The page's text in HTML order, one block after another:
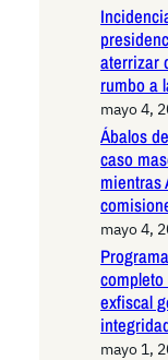
aterrizar
rumbo a
mayo 4,
Ábalos
caso
mientras
mayo 4,
exfiscal
mayo 1,